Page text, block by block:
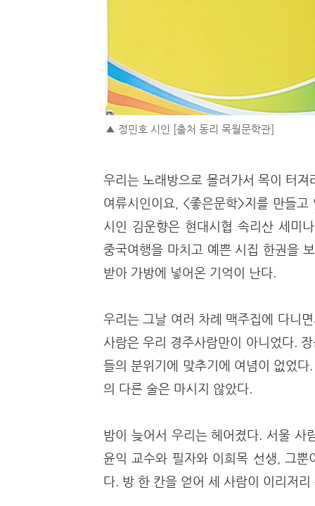
▲ 정민호 시인 [출처 동리 목월문학관]
우리는 노래방으로 몰려가서 목이 터
여류시인이요, <좋은문학>지를 만들
시인 김운향은 현대시협 속리산 세미
중국여행을 마치고 예쁜 시집 한권을
받아 가방에 넣어온 기억이 난다.
우리는 그날 여러 차례 맥주집에 다니
사람은 우리 경주사람만이 아니었다.
들의 분위기에 맞추기에 여념이 없었
의 다른 술은 마시지 않았다.
밤이 늦어서 우리는 헤어졌다. 서울 사
윤익 교수와 필자와 이희목 선생, 그
다. 방 한 칸을 얻어 세 사람이 이리저